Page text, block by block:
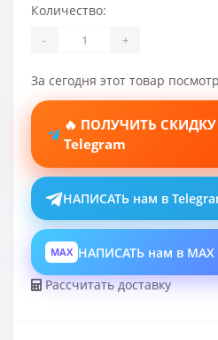
Количество:
- +
За сегодня этот товар
🔥 ПОЛУЧИТЬ
Telegram
НАПИСАТЬ нам в
MAX НАПИСАТЬ нам в MAX
Рассчитать доставку